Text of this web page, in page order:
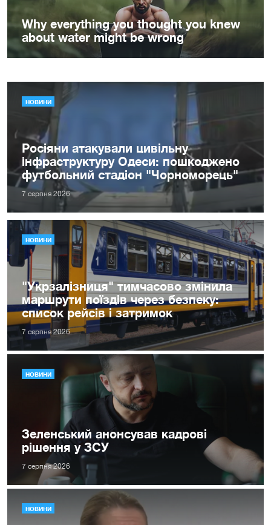
НОВИНИ
Росіяни атакували цивільну
інфраструктуру Одеси: пошкоджено
футбольний стадіон "Чорноморець"
7 серпня 2026
НОВИНИ
"Укрзалізниця" тимчасово змінила
маршрути поїздів через безпеку:
список рейсів і затримок
7 серпня 2026
НОВИНИ
Зеленський анонсував кадрові
рішення у ЗСУ
7 серпня 2026
НОВИНИ